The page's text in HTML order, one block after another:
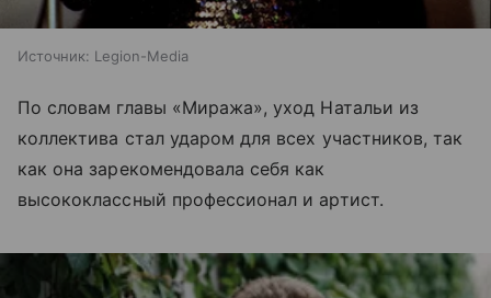
Источник: Legion-Media
По словам главы «Миража», уход Натальи из
коллектива стал ударом для всех участников, так
как она зарекомендовала себя как
высококлассный профессионал и артист.